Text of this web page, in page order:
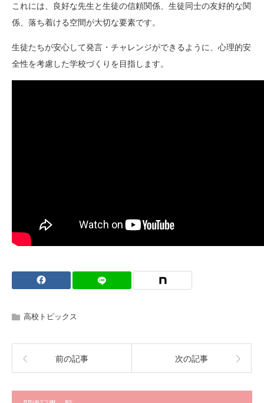
これには、良好な先生と生徒の信頼関係、生徒同士の友好的な関
係、落ち着ける空間が大切な要素です。
生徒たちが安心して発言・チャレンジができるように、心理的安
全性を考慮した学校づくりを目指します。
高校トピックス
前の記事 次の記事